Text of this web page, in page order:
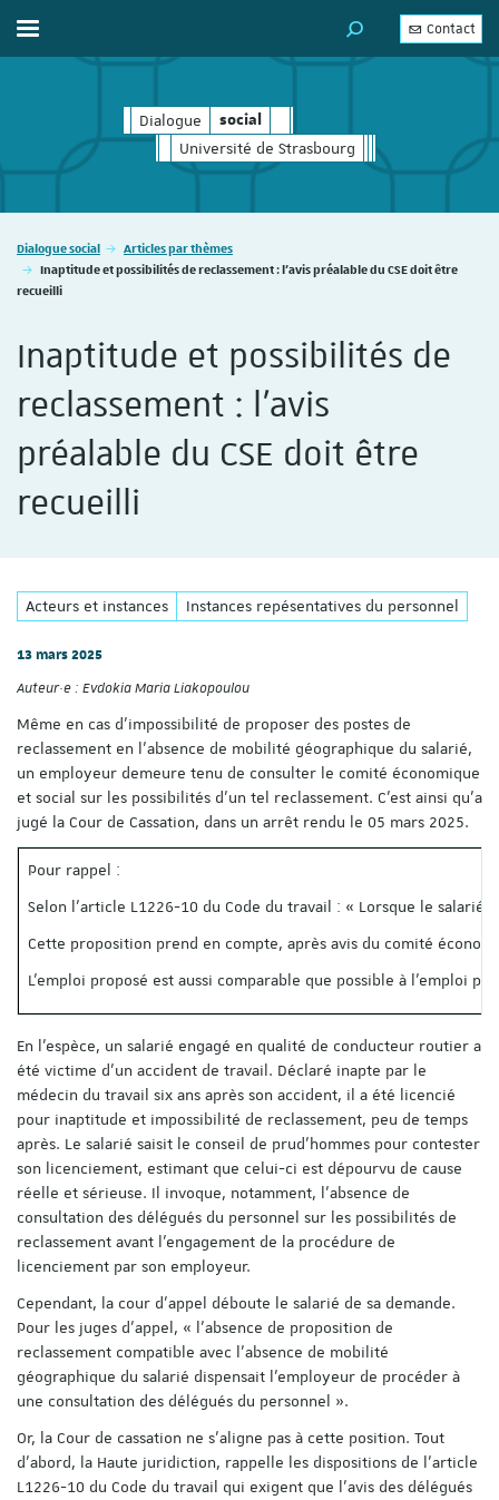
Dialogue social
social
Université de Strasbourg
Afficher / masquer le menu MOTEUR DE
Contact
Vous êtes ici :
Dialogue social
Articles par thèmes
Inaptitude et possibilités de reclassement : l’avis préalable du CSE doit être
recueilli
Inaptitude et possibilités de
reclassement : l’avis
préalable du CSE doit être
recueilli
Acteurs et instances Instances repésentatives du personnel
13 mars 2025
Auteur·e : Evdokia Maria Liakopoulou
Même en cas d’impossibilité de proposer des postes de
reclassement en l’absence de mobilité géographique du salarié,
un employeur demeure tenu de consulter le comité économique
et social sur les possibilités d’un tel reclassement. C’est ainsi qu’a
jugé la Cour de Cassation, dans un arrêt rendu le 05 mars 2025.
Pour rappel :
Selon l’article L1226-10 du Code du travail : « Lorsque le
Cette proposition prend en compte, après avis du comité
L'emploi proposé est aussi comparable que possible à l'emploi
En l’espèce, un salarié engagé en qualité de conducteur routier a
été victime d’un accident de travail. Déclaré inapte par le
médecin du travail six ans après son accident, il a été licencié
pour inaptitude et impossibilité de reclassement, peu de temps
après. Le salarié saisit le conseil de prud’hommes pour contester
son licenciement, estimant que celui-ci est dépourvu de cause
réelle et sérieuse. Il invoque, notamment, l’absence de
consultation des délégués du personnel sur les possibilités de
reclassement avant l’engagement de la procédure de
licenciement par son employeur.
Cependant, la cour d’appel déboute le salarié de sa demande.
Pour les juges d'appel, « l'absence de proposition de
reclassement compatible avec l'absence de mobilité
géographique du salarié dispensait l'employeur de procéder à
une consultation des délégués du personnel ».
Or, la Cour de cassation ne s’aligne pas à cette position. Tout
d’abord, la Haute juridiction, rappelle les dispositions de l’article
L1226-10 du Code du travail qui exigent que l'avis des délégués